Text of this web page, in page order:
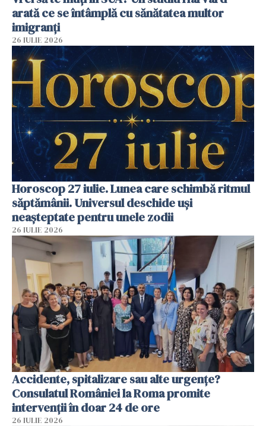
arată ce se întâmplă cu sănătatea multor
imigranți
26 IULIE 2026
Horoscop 27 iulie. Lunea care schimbă ritmul
săptămânii. Universul deschide uși
neașteptate pentru unele zodii
26 IULIE 2026
Accidente, spitalizare sau alte urgențe?
Consulatul României la Roma promite
intervenții în doar 24 de ore
26 IULIE 2026